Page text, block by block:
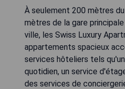
À seulement 200 mètres
mètres de la gare
ville, les Swiss Luxury
appartements spacieux
services hôteliers tels
quotidien, un service
des services de